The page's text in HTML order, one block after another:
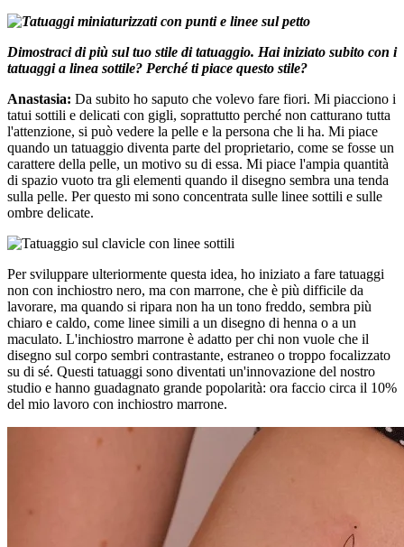
Dimostraci di più sul tuo stile di tatuaggio. Hai iniziato subito con i
tatuaggi a linea sottile? Perché ti piace questo stile?
Anastasia: Da subito ho saputo che volevo fare fiori. Mi piacciono i
tatui sottili e delicati con gigli, soprattutto perché non catturano tutta
l'attenzione, si può vedere la pelle e la persona che li ha. Mi piace
quando un tatuaggio diventa parte del proprietario, come se fosse un
carattere della pelle, un motivo su di essa. Mi piace l'ampia quantità
di spazio vuoto tra gli elementi quando il disegno sembra una tenda
sulla pelle. Per questo mi sono concentrata sulle linee sottili e sulle
ombre delicate.
Per sviluppare ulteriormente questa idea, ho iniziato a fare tatuaggi
non con inchiostro nero, ma con marrone, che è più difficile da
lavorare, ma quando si ripara non ha un tono freddo, sembra più
chiaro e caldo, come linee simili a un disegno di henna o a un
maculato. L'inchiostro marrone è adatto per chi non vuole che il
disegno sul corpo sembri contrastante, estraneo o troppo focalizzato
su di sé. Questi tatuaggi sono diventati un'innovazione del nostro
studio e hanno guadagnato grande popolarità: ora faccio circa il 10%
del mio lavoro con inchiostro marrone.